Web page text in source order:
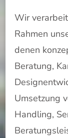
Wir
Rahmen
denen
Beratung,
Umsetzung
Handling,